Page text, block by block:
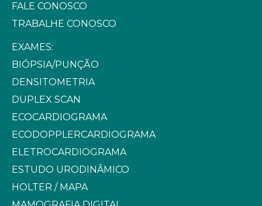
FALE CONOSCO
TRABALHE CONOSCO
EXAMES:
BIÓPSIA/PUNÇÃO
DENSITOMETRIA
DUPLEX SCAN
ECOCARDIOGRAMA
ECODOPPLERCARDIOGRAMA
ELETROCARDIOGRAMA
ESTUDO URODINÂMICO
HOLTER / MAPA